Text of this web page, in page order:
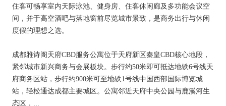
住客可畅享室内天际泳池、健身房、住客休闲廊及多功能会议空
间，并于高空酒吧与落地窗前尽览城市景致，是商务出行与休闲
度假的理想之选。
成都雅诗阁天府CBD服务公寓位于天府新区秦皇CBD核心地段，
紧邻城市新兴商务与会展板块。步行约50米即可抵达地铁6号线天
府商务区站，步行约900米可至地铁1号线中国西部国际博览城
站，轻松通达成都主要城区。公寓邻近天府中央公园与鹿溪河生
态区，...